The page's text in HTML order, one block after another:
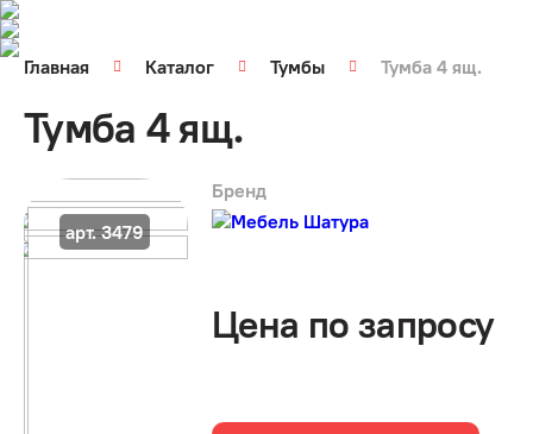
Главная Каталог Тумбы Тумба 4 ящ.
Тумба 4 ящ.
арт. 3479
Бренд
Цена по запросу